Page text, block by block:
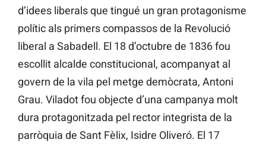
d’idees liberals que tingué un gran protagonisme
polític als primers compassos de la Revolució
liberal a Sabadell. El 18 d’octubre de 1836 fou
escollit alcalde constitucional, acompanyat al
govern de la vila pel metge demòcrata, Antoni
Grau. Viladot fou objecte d’una campanya molt
dura protagonitzada pel rector integrista de la
parròquia de Sant Fèlix, Isidre Oliveró. El 17